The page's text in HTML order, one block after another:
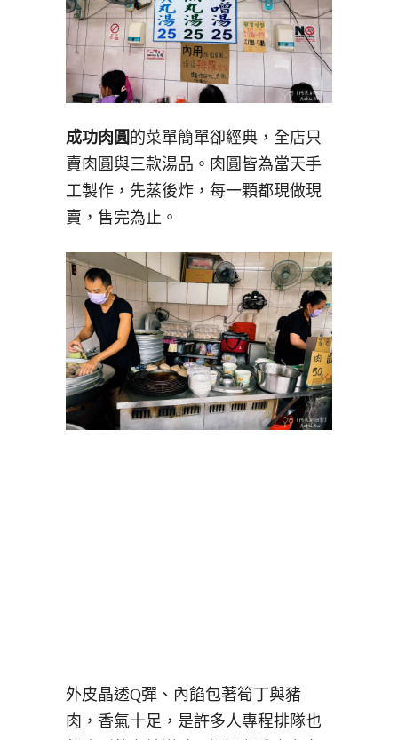
成功肉圓 的菜單簡單卻經典，全店只
賣肉圓與三款湯品。肉圓皆為當天手
工製作，先蒸後炸，每一顆都現做現
賣，售完為止。
外皮晶透Q彈、內餡包著筍丁與豬
肉，香氣十足，是許多人專程排隊也